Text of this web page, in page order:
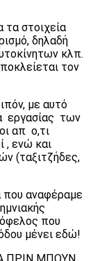
τα στοιχεία
δηλαδή
κλπ.
τον
με αυτό
εργασίας των
απ ο,τι
, ενώ και
(ταξιτζήδες,
που αναφέραμε
όφελος που
μένει εδώ!